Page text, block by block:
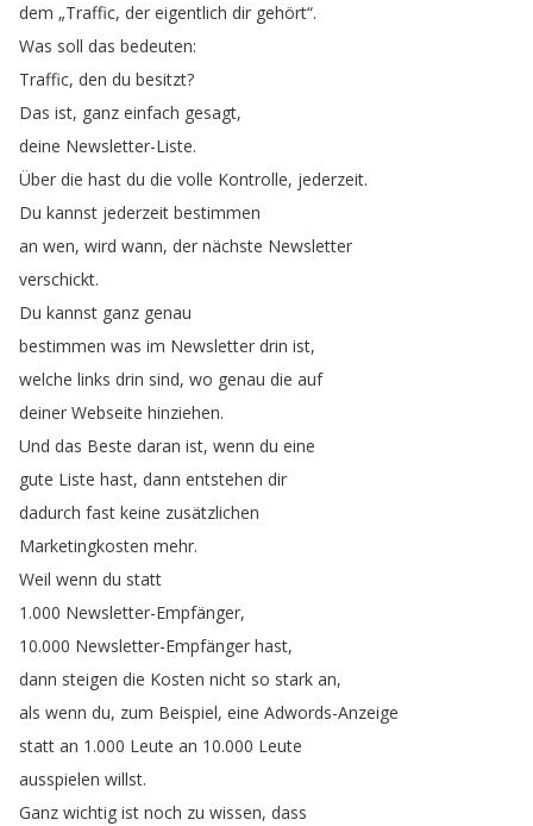
dem „Traffic, der eigentlich dir gehört“.
Was soll das bedeuten:
Traffic, den du besitzt?
Das ist, ganz einfach gesagt,
deine Newsletter-Liste.
Über die hast du die volle Kontrolle, jederzeit.
Du kannst jederzeit bestimmen
an wen, wird wann, der nächste Newsletter
verschickt.
Du kannst ganz genau
bestimmen was im Newsletter drin ist,
welche links drin sind, wo genau die auf
deiner Webseite hinziehen.
Und das Beste daran ist, wenn du eine
gute Liste hast, dann entstehen dir
dadurch fast keine zusätzlichen
Marketingkosten mehr.
Weil wenn du statt
1.000 Newsletter-Empfänger,
10.000 Newsletter-Empfänger hast,
dann steigen die Kosten nicht so stark an,
als wenn du, zum Beispiel, eine Adwords-Anzeige
statt an 1.000 Leute an 10.000 Leute
ausspielen willst.
Ganz wichtig ist noch zu wissen, dass